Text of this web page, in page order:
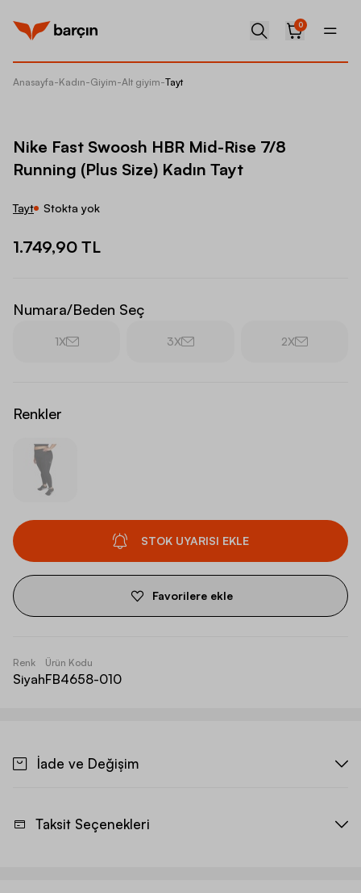
0
Anasayfa-Kadın-Giyim-Alt giyim-Tayt
Nike Fast Swoosh HBR Mid-Rise 7/8
Running (Plus Size) Kadın Tayt
Tayt Stokta yok
1.749,90 TL
Numara/Beden Seç
1X 3X 2X
Renkler
STOK UYARISI EKLE
Favorilere ekle
Renk
Siyah
Ürün Kodu
FB4658-010
İade ve Değişim
Taksit Seçenekleri